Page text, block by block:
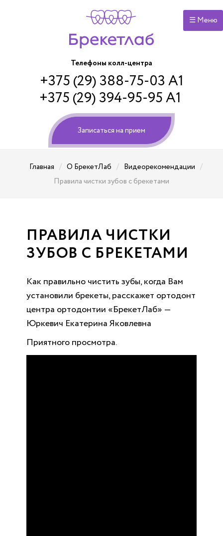
☰ Меню
Телефоны колл-центра
+375 (29) 388-75-03 А1
+375 (29) 394-95-95 А1
Записаться на прием
Главная / О БрекетЛаб / Видеорекомендации /
Правила чистки зубов с брекетами
ПРАВИЛА ЧИСТКИ
ЗУБОВ С БРЕКЕТАМИ
Как правильно чистить зубы, когда Вам
установили брекеты, расскажет ортодонт
центра ортодонтии «БрекетЛаб» —
Юркевич Екатерина Яковлевна
Приятного просмотра.